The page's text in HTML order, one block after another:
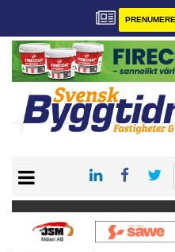
PRENUMERERA
VÅRA ANDRA MAGASIN